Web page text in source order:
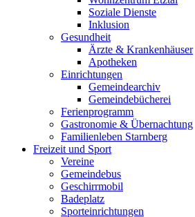
Soziale Dienste
Inklusion
Gesundheit
Ärzte & Krankenhäuser
Apotheken
Einrichtungen
Gemeindearchiv
Gemeindebücherei
Ferienprogramm
Gastronomie & Übernachtung
Familienleben Starnberg
Freizeit und Sport
Vereine
Gemeindebus
Geschirrmobil
Badeplatz
Sporteinrichtungen